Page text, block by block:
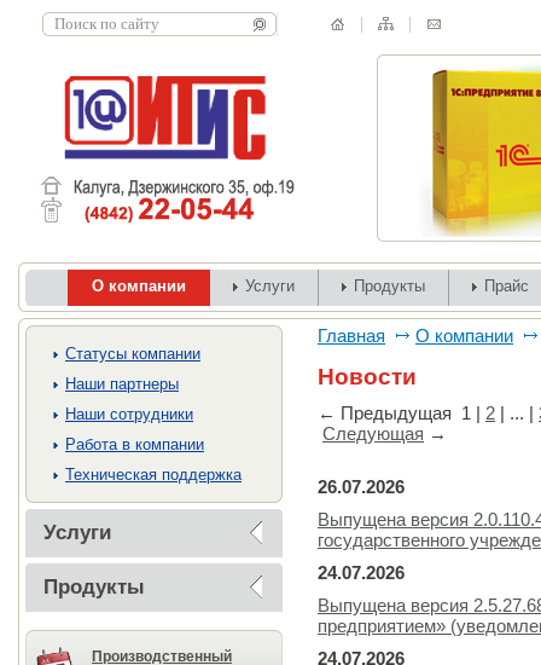
О компании Услуги Продукты Прайс
Cтатусы компании
Наши партнеры
Наши сотрудники
Работа в компании
Техническая поддержка
Услуги
Продукты
Производственный
Главная О компании
Новости
← Предыдущая 1 | 2 | ... |
Следующая →
26.07.2026
Выпущена версия
государственного
24.07.2026
Выпущена версия
предприятием»
24.07.2026